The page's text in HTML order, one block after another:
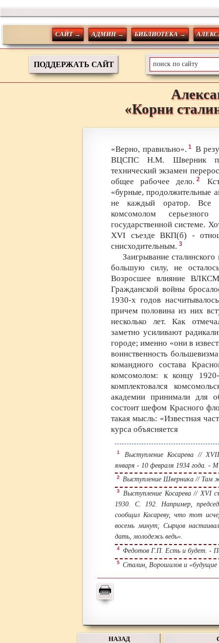
САЙТ → АДМИН → БИБЛИОТЕКА →
ПОДДЕРЖАТЬ САЙТ
«Корни
«Верно, правильно». 1
В
ВЦСПС Н.М. Шверник
технический экзамен
общее рабочее дело. 2
«бурные, продолжительные
не каждый оратор. Все
комсомолом
государственной системе.
XVI съезде ВКП(б) -
снисходительным. 3
Заигрывание
большую силу, не
Возросшее влияние
Гражданской войны
1930-х годов
причем половина из них
несколько лет. Как
заметно усиливают
городе; именно «они в
воинственность
командного состава
комсомолом: к концу
комплектовался
академии принимали для
состоит шефом Красного
такая мысль: «Известная
курса объясняется
1
Выступление Косарева //
января - 10 февраля 1934 года. -
2 Выступление Шверника // Там
3
Выступление Косарева // XVI
1930. С. 192. Например,
сообщил Косареву, что тот
восемь минут; Сырцов
дать, молодежь ведь».
4 Федотов Г.П. Есть и будет. -
5 Сталин, Ворошилов и «будущие
НАЗАД